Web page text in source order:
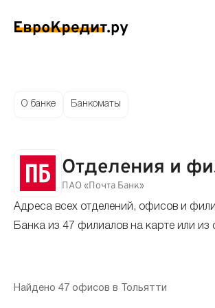
на карту
без отказа
с плохой КИ
до зарплаты
Лучшие
О банке Банкоматы
Отделения и
ПАО «Почта Банк»
Адреса всех отделений, офисов и
Банка из 47 филиалов на карте или
Найдено 47 офисов в Тольятти